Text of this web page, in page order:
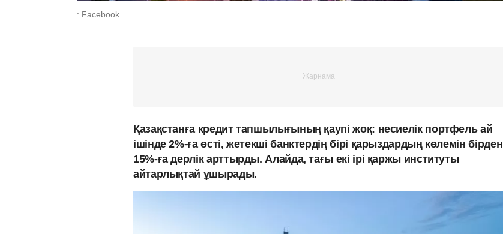
: Facebook
Қазақстанға кредит тапшылығының қаупі жоқ: несиелік портфель ай
ішінде 2%-ға өсті, жетекші банктердің бірі қарыздардың көлемін бірден
15%-ға дерлік арттырды. Алайда, тағы екі ірі қаржы институты
айтарлықтай ұшырады.